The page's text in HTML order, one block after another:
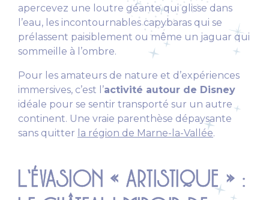
apercevez une loutre géante qui glisse dans
l’eau, les incontournables capybaras qui se
prélassent paisiblement ou même un jaguar qui
sommeille à l’ombre.
Pour les amateurs de nature et d’expériences
immersives, c’est l’activité autour de Disney
idéale pour se sentir transporté sur un autre
continent. Une vraie parenthèse dépaysante
sans quitter la région de Marne-la-Vallée.
L’ÉVASION « ARTISTIQUE » :